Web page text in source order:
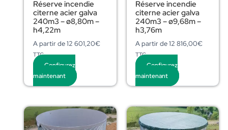
Réserve incendie
citerne acier galva
240m3 – ø8,80m –
h4,22m
A partir de12 601,20€
TTC
Configurez
maintenant
Réserve incendie
citerne acier galva
240m3 – ø9,68m –
h3,76m
A partir de12 816,00€
TTC
Configurez
maintenant